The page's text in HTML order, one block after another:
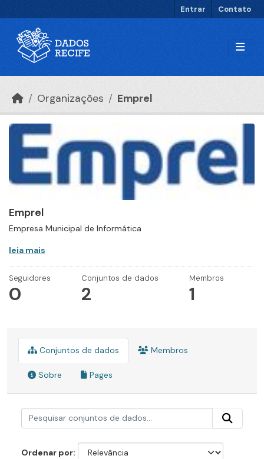
Entrar Contato
Organizações Emprel
Emprel
Empresa Municipal de Informática
leia mais
Seguidores
0
Conjuntos de dados
2
Membros
1
Conjuntos de dados Membros
Sobre Pages
Ordenar por